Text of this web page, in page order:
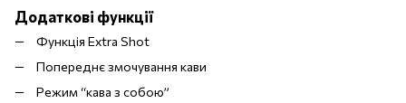
Додаткові функції
Функція Extra Shot
Попереднє змочування кави
Режим “кава з собою”